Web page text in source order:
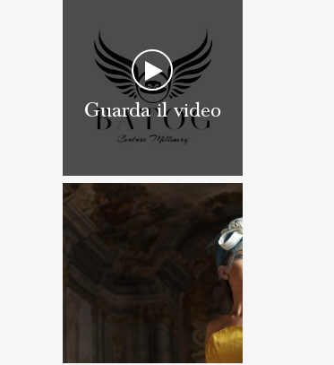
Guarda il video